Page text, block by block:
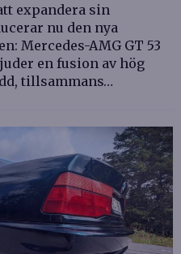
expandera sin
nu den nya
Mercedes-AMG GT 53
en fusion av hög
tillsammans…